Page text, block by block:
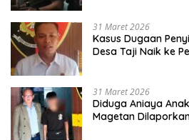
31 Maret 2026
Kasus Dugaan
Desa Taji Naik ke
31 Maret 2026
Diduga Aniaya
Magetan